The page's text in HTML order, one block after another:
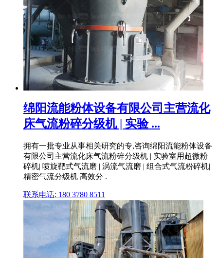
绵阳流能粉体设备有限公司主营流化
床气流粉碎分级机 | 实验 ...
拥有一批专业从事相关研究的专,咨询绵阳流能粉体设备
有限公司主营流化床气流粉碎分级机 | 实验室用超微粉
碎机| 喷旋靶式气流磨 | 涡流气流磨 | 组合式气流粉碎机|
精密气流分级机 高效分 .
联系电话: 180 3780 8511